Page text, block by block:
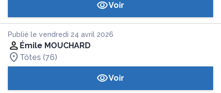
Voir
Publié le vendredi 24 avril 2026
Émile MOUCHARD
Tôtes (76)
Voir